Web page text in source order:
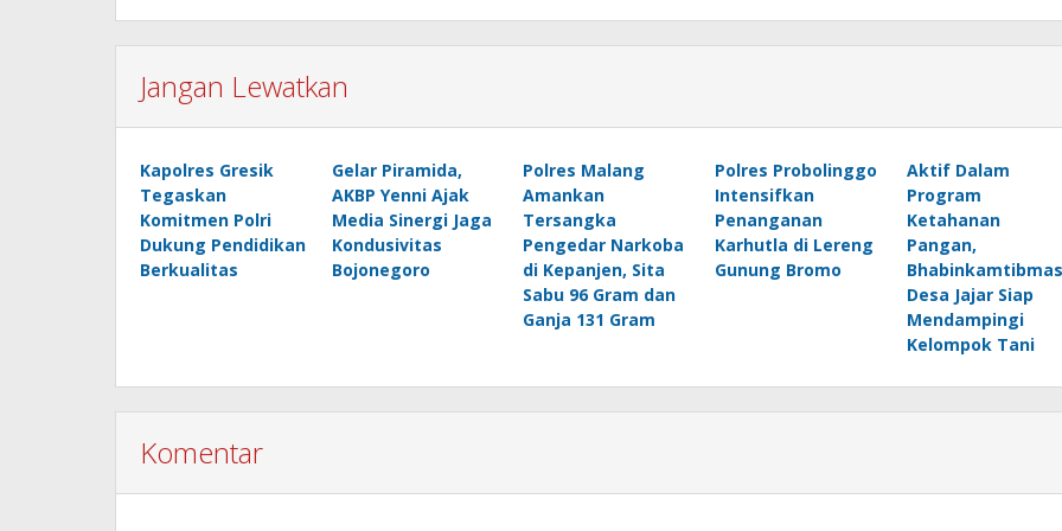
Jangan Lewatkan
Kapolres Gresik
Tegaskan
Komitmen Polri
Dukung Pendidikan
Berkualitas
Gelar Piramida,
AKBP Yenni Ajak
Media Sinergi Jaga
Kondusivitas
Bojonegoro
Polres Malang
Amankan
Tersangka
Pengedar Narkoba
di Kepanjen, Sita
Sabu 96 Gram dan
Ganja 131 Gram
Polres Probolinggo
Intensifkan
Penanganan
Karhutla di Lereng
Gunung Bromo
Aktif Dalam
Program
Ketahanan
Pangan,
Bhabinkamtibmas
Desa Jajar Siap
Mendampingi
Kelompok Tani
Komentar